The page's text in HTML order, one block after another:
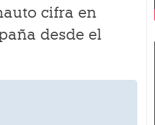
cifra en
desde el